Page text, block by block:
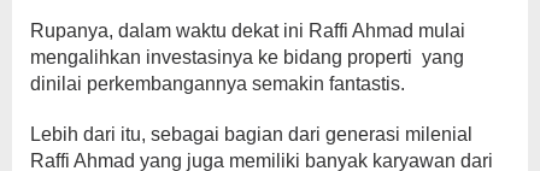
Rupanya, dalam waktu dekat ini Raffi Ahmad mulai
mengalihkan investasinya ke bidang properti yang
dinilai perkembangannya semakin fantastis.
Lebih dari itu, sebagai bagian dari generasi milenial
Raffi Ahmad yang juga memiliki banyak karyawan dari